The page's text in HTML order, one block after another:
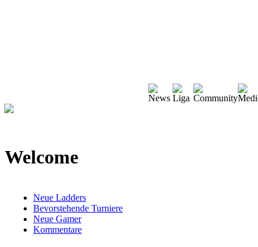
Welcome
Neue Ladders
Bevorstehende Turniere
Neue Gamer
Kommentare